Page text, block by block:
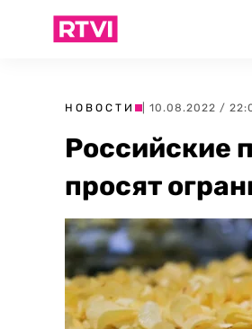
НОВОСТИ | 10.08.2022 /
Российские
просят